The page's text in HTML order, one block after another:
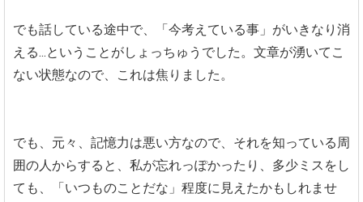
でも話している途中で、「今考えている事」がいきなり消
える...ということがしょっちゅうでした。文章が湧いてこ
ない状態なので、これは焦りました。
でも、元々、記憶力は悪い方なので、それを知っている周
囲の人からすると、私が忘れっぽかったり、多少ミスをし
ても、「いつものことだな」程度に見えたかもしれませ